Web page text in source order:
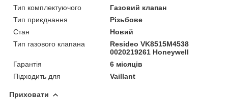
Тип комплектуючого
Газовий клапан
Тип приєднання
Різьбове
Стан
Новий
Тип газового клапана
Resideo VK8515M4538
0020219261 Honeywell
Гарантія
6 місяців
Підходить для
Vaillant
Приховати